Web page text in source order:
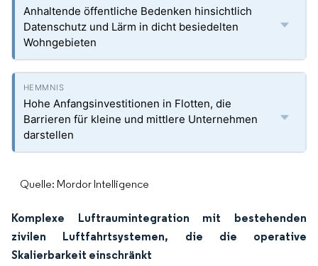
Anhaltende öffentliche Bedenken hinsichtlich
Datenschutz und Lärm in dicht besiedelten
Wohngebieten
Hohe Anfangsinvestitionen in Flotten, die
Barrieren für kleine und mittlere Unternehmen
darstellen
Quelle: Mordor Intelligence
Komplexe Luftraumintegration mit bestehenden
zivilen Luftfahrtsystemen, die die operative
Skalierbarkeit einschränkt